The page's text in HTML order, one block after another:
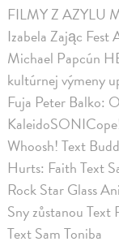
FILMY Z AZYLU
Izabela Zając
Michael Papcún
kultúrnej výmeny
Fuja Peter Balko:
Whoosh! Text
Hurts: Faith Text
Rock Star Glass
Sny zůstanou
Text Sam Toniba